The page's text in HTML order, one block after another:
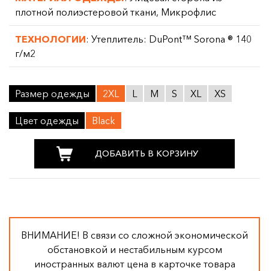
плотной полиэстеровой ткани, Микрофлис
ТЕХНОЛОГИИ: Утеплитель: DuPont™ Sorona ® 140
г/м2
Размер одежды 2XL L M S XL XS
Цвет одежды Black
ДОБАВИТЬ В КОРЗИНУ
ВНИМАНИЕ! В связи со сложной экономической
обстановкой и нестабильным курсом
иностранных валют цена в карточке товара